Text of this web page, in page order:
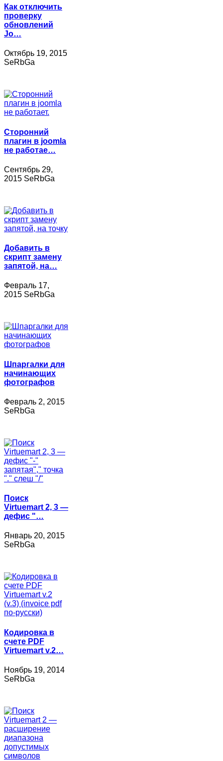
Как отключить
проверку
обновлений
Jo…
Октябрь 19, 2015
SeRbGa
Сторонний
плагин в joomla
не работае…
Сентябрь 29,
2015 SeRbGa
Добавить в
скрипт замену
запятой, на…
Февраль 17,
2015 SeRbGa
Шпаргалки для
начинающих
фотографов
Февраль 2, 2015
SeRbGa
Поиск
Virtuemart 2, 3 —
дефис "…
Январь 20, 2015
SeRbGa
Кодировка в
счете PDF
Virtuemart v.2…
Ноябрь 19, 2014
SeRbGa